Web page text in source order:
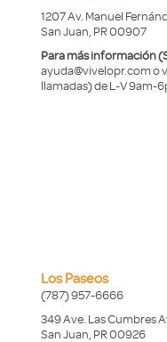
1207 Av. Manuel
San Juan, PR 00907
Para más información
ayuda@vivelopr.com o
llamadas) de L-V 9am-
Los Paseos
(787) 957-6666
349 Ave. Las Cumbres
San Juan, PR 00926